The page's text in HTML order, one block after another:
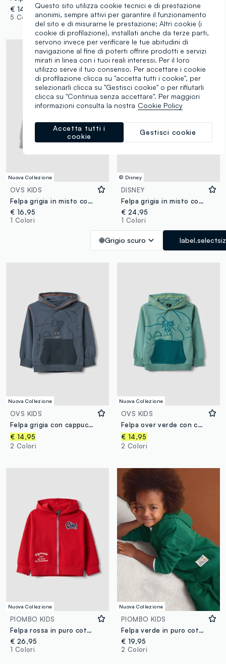
€ 14,95
5 Colori
€ 22,95
1 Colori
Nuova Collezione
OVS KIDS
Felpa grigia in misto cotone a girocollo e stampa per bambino over fit
€ 16,95
1 Colori
© Disney
DISNEY
Felpa grigia in misto cotone con cappuccio e stampe Mickey per bambino
€ 24,95
1 Colori
Grigio scuro
Nuova Collezione
OVS KIDS
Felpa grigia con cappuccio in puro cotone
€ 14,95
2 Colori
Nuova Collezione
OVS KIDS
Felpa over verde con cappuccio in puro cotone per bambino
€ 14,95
2 Colori
Nuova Collezione
PIOMBO KIDS
Felpa rossa in puro cotone organico con ricami over fit per bambino
€ 26,95
1 Colori
Nuova Collezione
PIOMBO KIDS
Felpa verde in puro cotone con cappuccio regular fit per bambino
€ 19,95
2 Colori
Questo sito utilizza cookie tecnici e di prestazione
anonimi, sempre attivi per garantire il funzionamento
del sito e di misurarne le prestazione; Altri cookie (i
cookie di profilazione), installati anche da terze parti,
servono invece per verificare le tue abitudini di
navigazione al fine di poterti offrire prodotti e servizi
mirati in linea con i tuoi reali interessi. Per il loro
utilizzo serve il tuo consenso. Per accettare i cookie
di profilazione clicca su "accetta tutti i cookie", per
selezionarli clicca su "Gestisci cookie" o per rifiutarli
clicca su "Continua senza accettare". Per maggiori
informazioni consulta la nostra Cookie Policy
Gestisci cookie
Accetta tutti i
cookie